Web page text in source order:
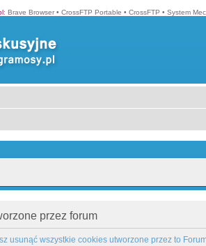
: Brave Browser • CrossFTP Portable • CrossFTP • System
przez forum
usunąć wszystkie cookies utworzone przez to